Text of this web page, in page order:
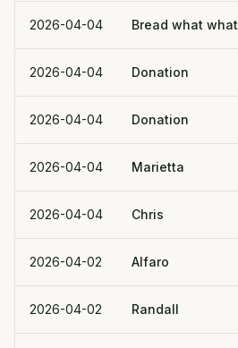
2026-04-04 Bread what what
2026-04-04 Donation
2026-04-04 Donation
2026-04-04 Marietta
2026-04-04 Chris
2026-04-02 Alfaro
2026-04-02 Randall